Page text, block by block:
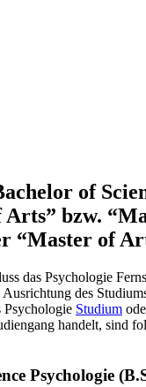
of
Arts” bzw.
“Master of
das Psychologie
des
Psychologie Studium
handelt, sind
Psychologie